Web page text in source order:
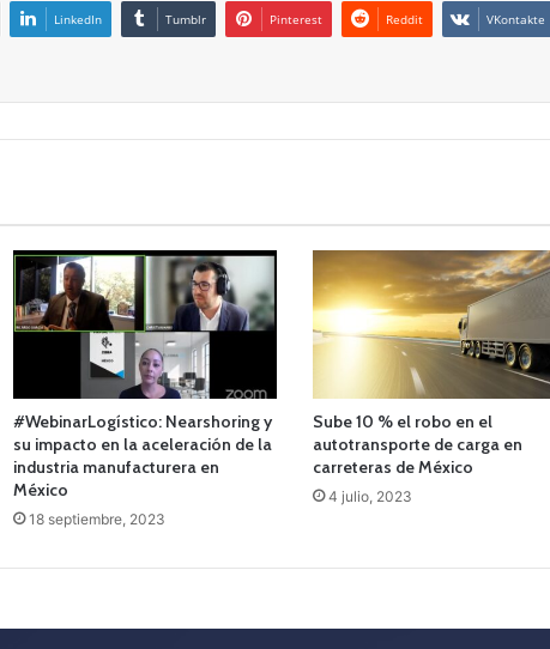
LinkedIn Tumblr Pinterest Reddit VKontakte
#WebinarLogístico: Nearshoring y
su impacto en la aceleración de la
industria manufacturera en
México
18 septiembre, 2023
Sube 10 % el robo en el
autotransporte de carga en
carreteras de México
4 julio, 2023